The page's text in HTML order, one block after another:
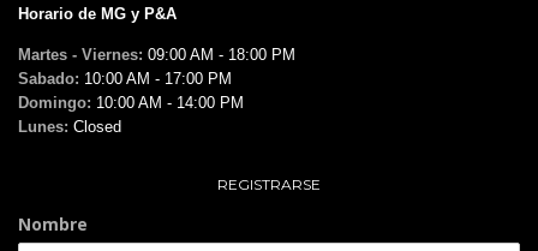
Horario de MG y P&A
Martes - Viernes: 09:00 AM - 18:00 PM
Sabado: 10:00 AM - 17:00 PM
Domingo: 10:00 AM - 14:00 PM
Lunes: Closed
REGISTRARSE
Nombre